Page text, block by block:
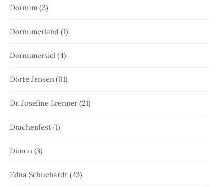
Dornum (3)
Dornumerland (1)
Dornumersiel (4)
Dörte Jensen (61)
Dr. Josefine Brenner(21)
Drachenfest (1)
Dünen (3)
Edna Schuchardt (23)